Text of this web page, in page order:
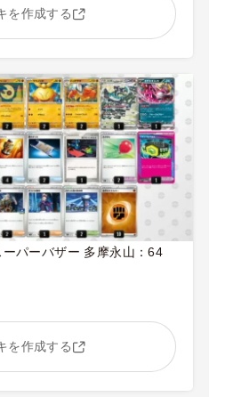
を作成する
パーバザー 多摩永山：64
を作成する